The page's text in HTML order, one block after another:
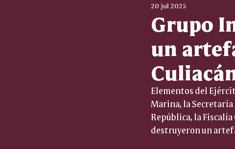
Grupo
un
20 jul 2025
Elementos del
Marina, la
República, la
destruyeron un